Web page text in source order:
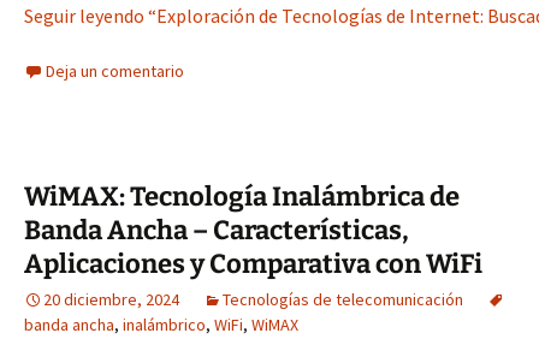
Seguir leyendo “Exploración de Tecnologías de Internet:
Deja un comentario
WiMAX: Tecnología Inalámbrica de
Banda Ancha – Características,
Aplicaciones y Comparativa con WiFi
20 diciembre, 2024
Tecnologías de telecomunicación
banda ancha, inalámbrico, WiFi, WiMAX